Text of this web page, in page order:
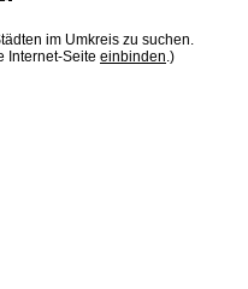
im Umkreis zu suchen.
Internet-Seite einbinden.)